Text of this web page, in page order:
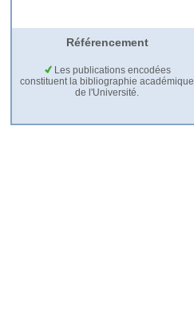
Référencement
Les publications encodées
constituent la bibliographie académique
de l'Université.